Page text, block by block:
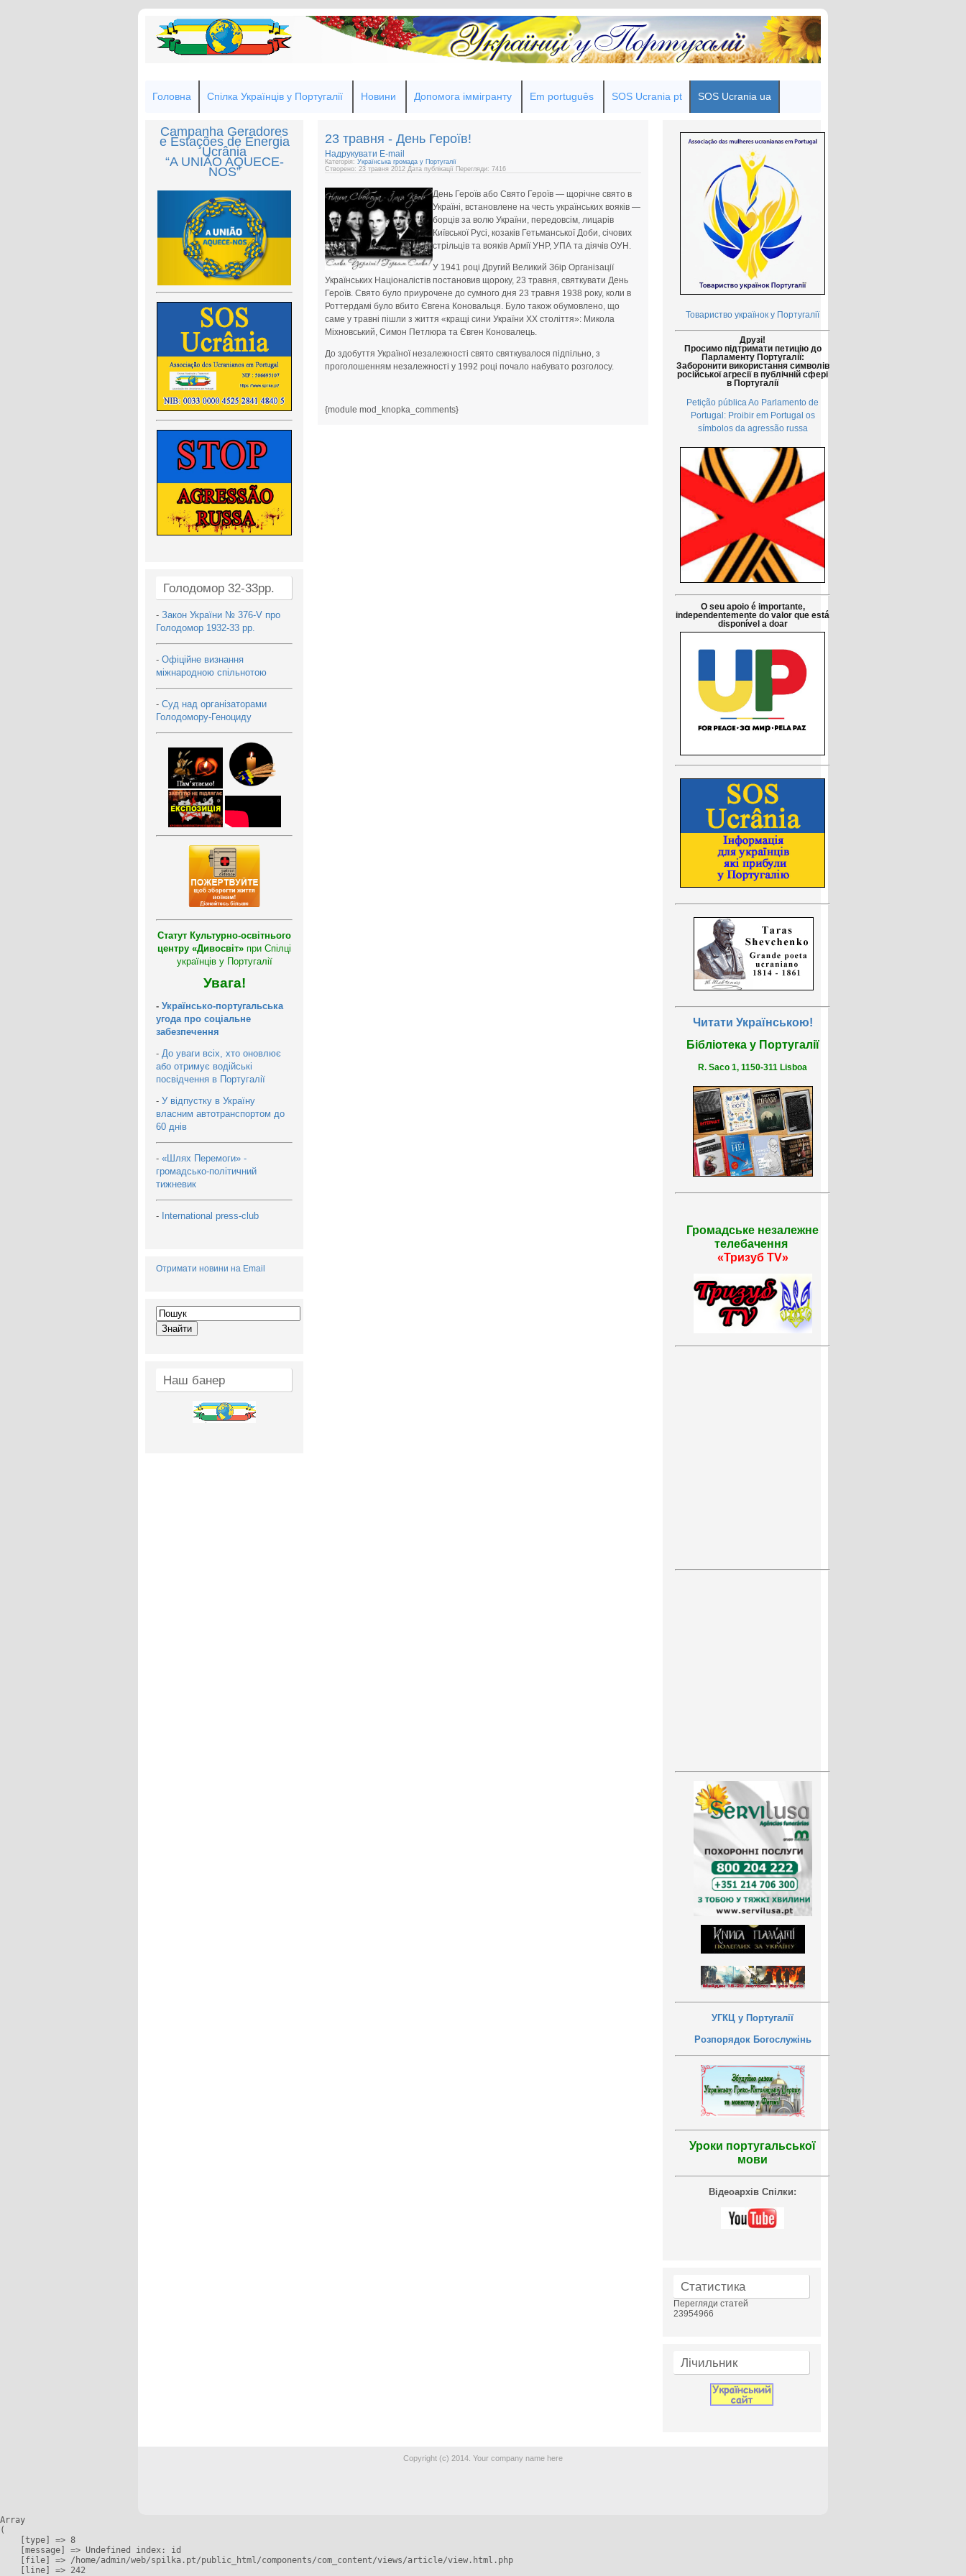
Головна Спілка Українців у Португалії Новини Допомога іммігранту Em português SOS Ucrania pt SOS Ucrania ua
Campanha Geradores
e Estações de Energia
Ucrânia
“A UNIÃO AQUECE-
NOS”
Голодомор 32-33рр.
- Закон України № 376-V про
Голодомор 1932-33 рр.
- Офіційне визнання
міжнародною спільнотою
- Суд над організаторами
Голодомору-Геноциду
Статут Культурно-освітнього
центру «Дивосвіт» при Спілці
українців у Португалії
Увага!
- Українсько-португальська
угода про соціальне
забезпечення
- До уваги всіх, хто оновлює
або отримує водійські
посвідчення в Португалії
- У відпустку в Україну
власним автотранспортом до
60 днів
- «Шлях Перемоги» -
громадсько-політичний
тижневик
- International press-club
Отримати новини на Email
Наш банер
23 травня - День Героїв!
Надрукувати E-mail
Категорія: Українська громада у Португалії
Створено: 23 травня 2012 Дата публікації Перегляди: 7416
День Героїв або Свято Героїв — щорічне свято в
Україні, встановлене на честь українських вояків —
борців за волю України, передовсім, лицарів
Київської Русі, козаків Гетьманської Доби, січових
стрільців та вояків Армії УНР, УПА та діячів ОУН.
У 1941 році Другий Великий Збір Організації
Українських Націоналістів постановив щороку, 23 травня, святкувати День
Героїв. Свято було приурочене до сумного дня 23 травня 1938 року, коли в
Роттердамі було вбито Євгена Коновальця. Було також обумовлено, що
саме у травні пішли з життя «кращі сини України XX століття»: Микола
Міхновський, Симон Петлюра та Євген Коновалець.
До здобуття Україної незалежності свято святкувалося підпільно, з
проголошенням незалежності у 1992 році почало набувато розголосу.
{module mod_knopka_comments}
Товариство українок у Португалії
Друзі!
Просимо підтримати петицію до
Парламенту Португалії:
Заборонити використання символів
російської агресії в публічній сфері
в Португалії
Petição pública Ao Parlamento de
Portugal: Proibir em Portugal os
símbolos da agressão russa
O seu apoio é importante,
independentemente do valor que está
disponível a doar
Читати Українською!
Бібліотека у Португалії
R. Saco 1, 1150-311 Lisboa
Громадське незалежне
телебачення
«Тризуб TV»
УГКЦ у Португалії
Розпорядок Богослужінь
Уроки португальської
мови
Відеоархів Спілки:
Статистика
Перегляди статей
23954966
Лічильник
Copyright (c) 2014. Your company name here
Array
(
    [type] => 8
    [message] => Undefined index: id
    [file] => /home/admin/web/spilka.pt/public_html/components/com_content/views/article/view.html.php
    [line] => 242